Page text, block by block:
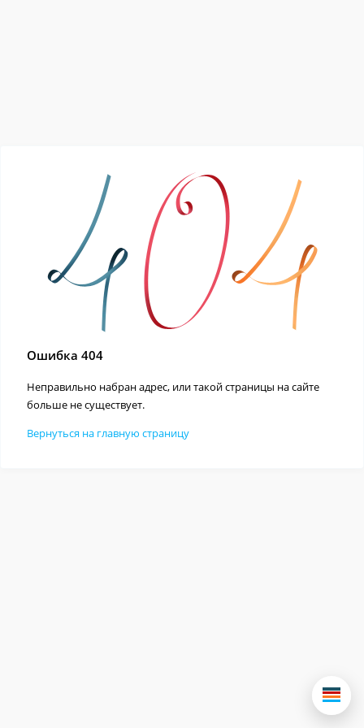
Ошибка 404
Неправильно набран адрес, или такой страницы на сайте
больше не существует.
Вернуться на главную страницу